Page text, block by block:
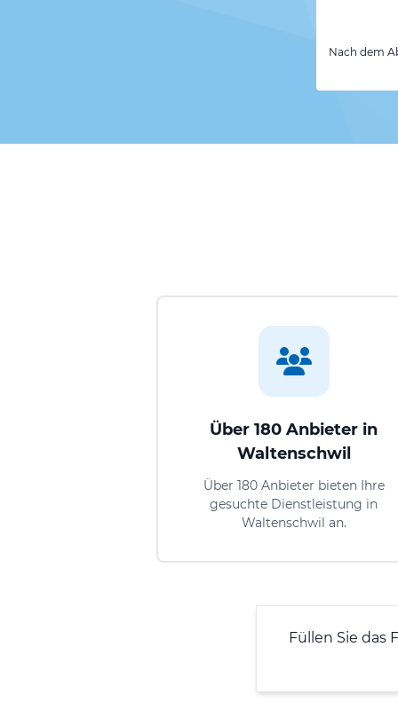
Nach dem
Über 180 Anbieter in
Waltenschwil
Über 180 Anbieter bieten Ihre
gesuchte Dienstleistung in
Waltenschwil an.
Füllen Sie das